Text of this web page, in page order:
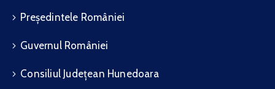
Președintele României
Guvernul României
Consiliul Județean Hunedoara